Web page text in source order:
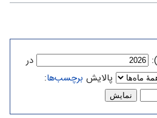
در
پالایش برچسب‌ها: